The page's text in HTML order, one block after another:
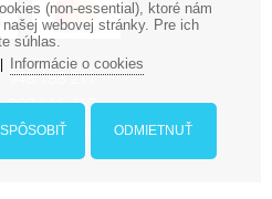
948 188 211
908 666 767
(non-essential), ktoré nám
webovej stránky. Pre ich
súhlas.
Informácie o cookies
ODMIETNUŤ